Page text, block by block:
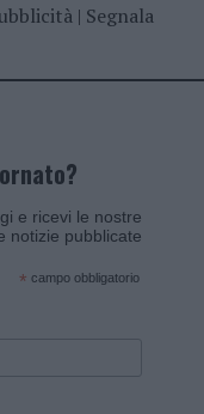
| Segnala
e ricevi le nostre
notizie pubblicate
* campo obbligatorio